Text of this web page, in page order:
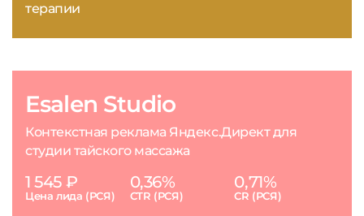
Esalen Studio
Контекстная реклама Яндекс.Директ для
студии тайского массажа
1 545 ₽
Цена лида (РСЯ)
0,36%
CTR (РСЯ)
0,71%
CR (РСЯ)
терапии